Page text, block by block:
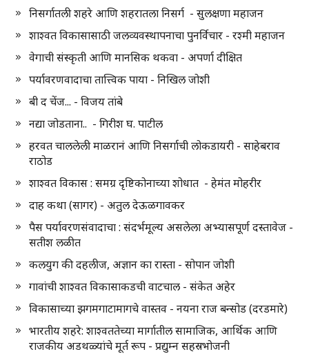
निसर्गातली शहरे आणि शहरातला निसर्ग - सुलक्षणा महाजन
शाश्वत विकासासाठी जलव्यवस्थापनाचा पुनर्विचार - रश्मी महाजन
वेगाची संस्कृती आणि मानसिक थकवा - अपर्णा दीक्षित
पर्यावरणवादाचा तात्त्विक पाया - निखिल जोशी
बी द चेंज... - विजय तांबे
नद्या जोडताना.. - गिरीश घ. पाटील
हरवत चाललेली माळरानं आणि निसर्गाची लोकडायरी - साहेबराव
राठोड
शाश्वत विकास : समग्र दृष्टिकोनाच्या शोधात - हेमंत मोहरीर
दाह कथा (सागर) - अतुल देऊळगावकर
पैस पर्यावरणसंवादाचा : संदर्भमूल्य असलेला अभ्यासपूर्ण दस्तावेज -
सतीश लळीत
कलयुग की दहलीज, अज्ञान का रास्ता - सोपान जोशी
गावांची शाश्वत विकासाकडची वाटचाल - संकेत अहेर
विकासाच्या झगमगाटामागचे वास्तव - नयना राज बन्सोड (दरडमारे)
भारतीय शहरे: शाश्वततेच्या मार्गातील सामाजिक, आर्थिक आणि
राजकीय अडथळ्यांचे मूर्त रूप - प्रद्युम्न सहस्रभोजनी